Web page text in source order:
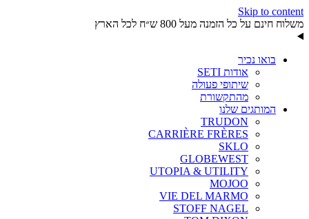
Skip to content
משלוח חינם על כל הזמנה מעל 800 ש״ח לכל הארץ
בואו נכיר
אודות SETI
שיתופי פעולה
מהתקשורת
המותגים שלנו
TRUDON
CARRIÈRE FRÈRES
SKLO
GLOBEWEST
UTOPIA & UTILITY
MOJOO
VIE DEL MARMO
STOFF NAGEL